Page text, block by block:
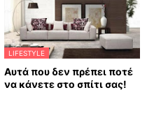
LIFESTYLE
Αυτά που δεν πρέπει ποτέ
να κάνετε στο σπίτι σας!